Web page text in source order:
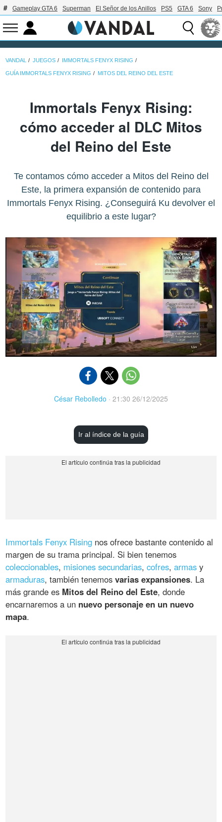
Gameplay GTA 6 Superman El Señor de los Anillos PS5 GTA 6 Sony
VANDAL JUEGOS IMMORTALS FENYX RISING
GUÍA IMMORTALS FENYX RISING MITOS DEL REINO DEL ESTE
Immortals Fenyx Rising:
cómo acceder al DLC Mitos
del Reino del Este
Te contamos cómo acceder a Mitos del Reino del
Este, la primera expansión de contenido para
Immortals Fenyx Rising. ¿Conseguirá Ku devolver el
equilibrio a este lugar?
César Rebolledo · 21:30 26/12/2025
Ir al índice de la guía
Immortals Fenyx Rising nos ofrece bastante contenido al
margen de su trama principal. Si bien tenemos
coleccionables, misiones secundarias,cofres,armas y
armaduras, también tenemosvarias expansiones. La
más grande es Mitos del Reino del Este, donde
encarnaremos a un nuevo personaje en un nuevo
mapa.